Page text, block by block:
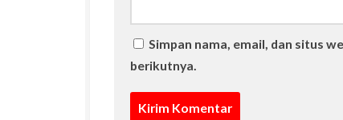
Simpan nama, email, dan situs
berikutnya.